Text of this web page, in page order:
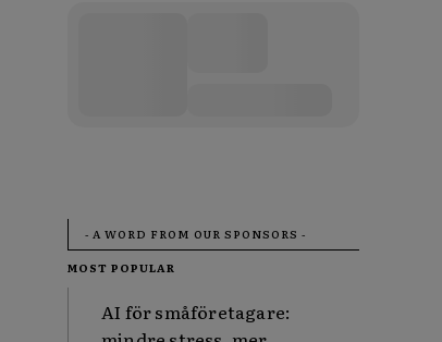
- A WORD FROM OUR SPONSORS -
MOST POPULAR
AI för småföretagare: